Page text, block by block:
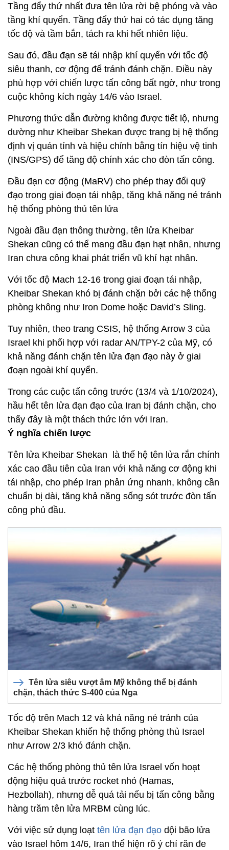
Tầng đẩy thứ nhất đưa tên lửa rời bệ phóng và vào
tầng khí quyển. Tầng đẩy thứ hai có tác dụng tăng
tốc độ và tầm bắn, tách ra khi hết nhiên liệu.
Sau đó, đầu đạn sẽ tái nhập khí quyển với tốc độ
siêu thanh, cơ động để tránh đánh chặn. Điều này
phù hợp với chiến lược tấn công bất ngờ, như trong
cuộc không kích ngày 14/6 vào Israel.
Phương thức dẫn đường không được tiết lộ, nhưng
dường như Kheibar Shekan được trang bị hệ thống
định vị quán tính và hiệu chỉnh bằng tín hiệu vệ tinh
(INS/GPS) để tăng độ chính xác cho đòn tấn công.
Đầu đạn cơ động (MaRV) cho phép thay đổi quỹ
đạo trong giai đoạn tái nhập, tăng khả năng né tránh
hệ thống phòng thủ tên lửa
Ngoài đầu đạn thông thường, tên lửa Kheibar
Shekan cũng có thể mang đầu đạn hạt nhân, nhưng
Iran chưa công khai phát triển vũ khí hạt nhân.
Với tốc độ Mach 12-16 trong giai đoạn tái nhập,
Kheibar Shekan khó bị đánh chặn bởi các hệ thống
phòng không như Iron Dome hoặc David’s Sling.
Tuy nhiên, theo trang CSIS, hệ thống Arrow 3 của
Israel khi phối hợp với radar AN/TPY-2 của Mỹ, có
khả năng đánh chặn tên lửa đạn đạo này ở giai
đoạn ngoài khí quyển.
Trong các cuộc tấn công trước (13/4 và 1/10/2024),
hầu hết tên lửa đạn đạo của Iran bị đánh chặn, cho
thấy đây là một thách thức lớn với Iran.
Ý nghĩa chiến lược
Tên lửa Kheibar Shekan là thế hệ tên lửa rắn chính
xác cao đầu tiên của Iran với khả năng cơ động khi
tái nhập, cho phép Iran phản ứng nhanh, không cần
chuẩn bị dài, tăng khả năng sống sót trước đòn tấn
công phủ đầu.
Tên lửa siêu vượt âm Mỹ không thể bị đánh
chặn, thách thức S-400 của Nga
Tốc độ trên Mach 12 và khả năng né tránh của
Kheibar Shekan khiến hệ thống phòng thủ Israel
như Arrow 2/3 khó đánh chặn.
Các hệ thống phòng thủ tên lửa Israel vốn hoạt
động hiệu quả trước rocket nhỏ (Hamas,
Hezbollah), nhưng dễ quá tải nếu bị tấn công bằng
hàng trăm tên lửa MRBM cùng lúc.
Với việc sử dụng loạt tên lửa đạn đạo dội bão lửa
vào Israel hôm 14/6, Iran thể hiện rõ ý chí răn đe